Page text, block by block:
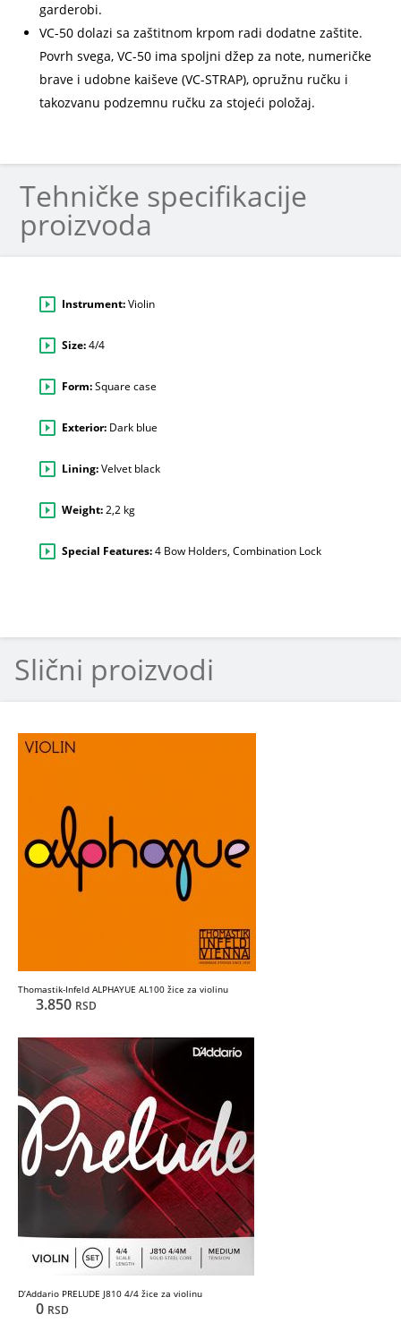
garderobi.
VC-50 dolazi sa zaštitnom krpom radi dodatne zaštite.
Povrh svega, VC-50 ima spoljni džep za note, numeričke
brave i udobne kaiševe (VC-STRAP), opružnu ručku i
takozvanu podzemnu ručku za stojeći položaj.
Tehničke specifikacije
proizvoda
Instrument:Violin
Size:4/4
Form:Square case
Exterior: Dark blue
Lining:Velvet black
Weight:2,2 kg
Special Features:4 Bow Holders, Combination Lock
Slični proizvodi
Thomastik-Infeld ALPHAYUE AL100 žice za violinu
3.850 RSD
D’Addario PRELUDE J810 4/4 žice za violinu
0 RSD